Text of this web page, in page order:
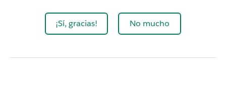
¡Sí, gracias! No mucho